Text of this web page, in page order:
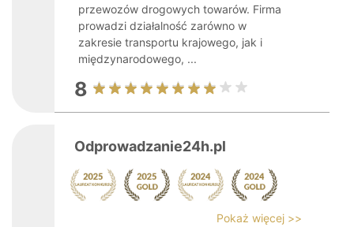
przewozów drogowych towarów. Firma
prowadzi działalność zarówno w
zakresie transportu krajowego, jak i
międzynarodowego, ...
8
Odprowadzanie24h.pl
Pokaż więcej >>